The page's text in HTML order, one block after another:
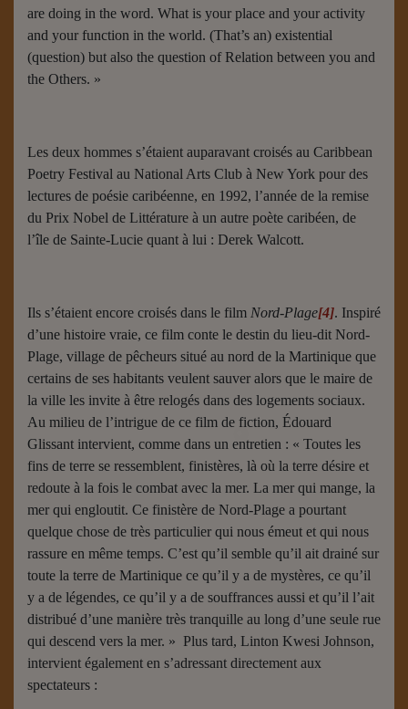
are doing in the word. What is your place and your activity
and your function in the world. (That’s an) existential
(question) but also the question of Relation between you and
the Others. »
Les deux hommes s’étaient auparavant croisés au Caribbean
Poetry Festival au National Arts Club à New York pour des
lectures de poésie caribéenne, en 1992, l’année de la remise
du Prix Nobel de Littérature à un autre poète caribéen, de
l’île de Sainte-Lucie quant à lui : Derek Walcott.
Ils s’étaient encore croisés dans le film Nord-Plage[4]. Inspiré
d’une histoire vraie, ce film conte le destin du lieu-dit Nord-
Plage, village de pêcheurs situé au nord de la Martinique que
certains de ses habitants veulent sauver alors que le maire de
la ville les invite à être relogés dans des logements sociaux.
Au milieu de l’intrigue de ce film de fiction, Édouard
Glissant intervient, comme dans un entretien : « Toutes les
fins de terre se ressemblent, finistères, là où la terre désire et
redoute à la fois le combat avec la mer. La mer qui mange, la
mer qui engloutit. Ce finistère de Nord-Plage a pourtant
quelque chose de très particulier qui nous émeut et qui nous
rassure en même temps. C’est qu’il semble qu’il ait drainé sur
toute la terre de Martinique ce qu’il y a de mystères, ce qu’il
y a de légendes, ce qu’il y a de souffrances aussi et qu’il l’ait
distribué d’une manière très tranquille au long d’une seule rue
qui descend vers la mer. » Plus tard, Linton Kwesi Johnson,
intervient également en s’adressant directement aux
spectateurs :